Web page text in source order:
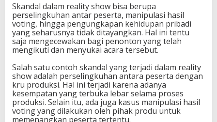
Skandal dalam reality show bisa berupa
perselingkuhan antar peserta, manipulasi hasil
voting, hingga pengungkapan kehidupan pribadi
yang seharusnya tidak ditayangkan. Hal ini tentu
saja mengecewakan bagi penonton yang telah
mengikuti dan menyukai acara tersebut.
Salah satu contoh skandal yang terjadi dalam reality
show adalah perselingkuhan antara peserta dengan
kru produksi. Hal ini terjadi karena adanya
kesempatan yang terbuka lebar selama proses
produksi. Selain itu, ada juga kasus manipulasi hasil
voting yang dilakukan oleh pihak produ untuk
memenangkan peserta tertentu.